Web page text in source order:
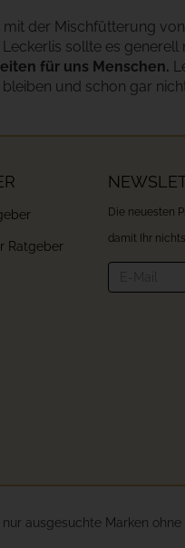
mit der Mischfütterung
sollte es
für uns Menschen.
bleiben und schon gar
Ratgeber
Die neuesten
damit Ihr
ausgesuchte Marken